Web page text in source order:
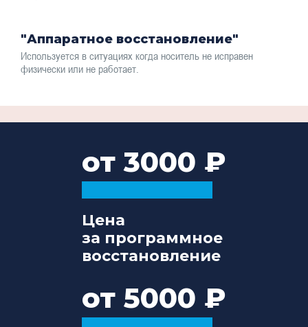
"Аппаратное восстановление"
Используется в ситуациях когда носитель не исправен
физически или не работает.
от 3000
Цена
за программное
восстановление
от 5000